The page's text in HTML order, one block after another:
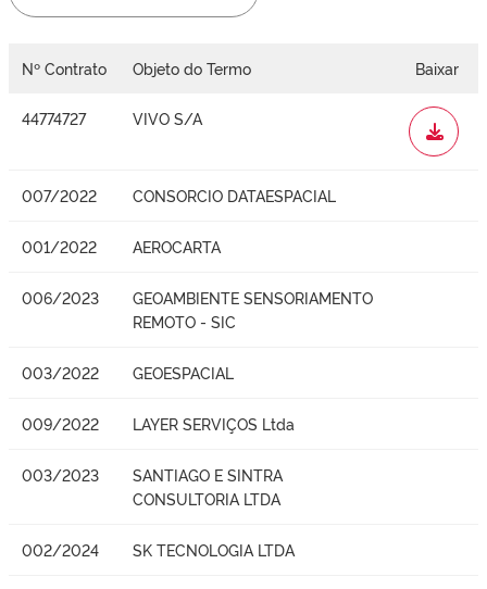
Nº Contrato Objeto do Termo Baixar
44774727 VIVO S/A
WORD
007/2022 CONSORCIO DATAESPACIAL
001/2022 AEROCARTA
006/2023
GEOAMBIENTE SENSORIAMENTO
REMOTO - SIC
003/2022 GEOESPACIAL
009/2022 LAYER SERVIÇOS Ltda
003/2023
SANTIAGO E SINTRA
CONSULTORIA LTDA
002/2024 SK TECNOLOGIA LTDA